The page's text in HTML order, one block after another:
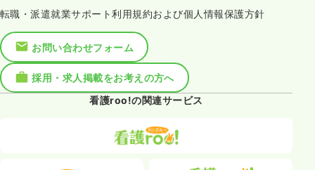
転職・派遣就業サポート利用規約および個人情報保護方針
お問い合わせフォーム
採用・求人掲載をお考えの方へ
看護roo!の関連サービス